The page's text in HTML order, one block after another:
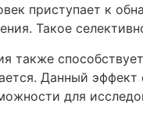
приступает к
Такое
также
Данный
для